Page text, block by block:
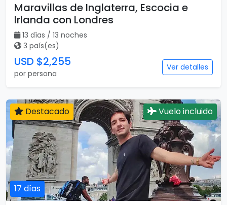
Maravillas de Inglaterra, Escocia e
Irlanda con Londres
13 días / 13 noches
3 país(es)
USD $2,255
por persona
Ver detalles
17 días
Destacado Vuelo incluido